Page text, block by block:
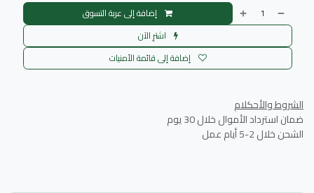
إضافة إلى عربة التسوق
اشترِ الآن
إضافة إلى قائمة الأمنيات
الشروط والأحكلام
ضمان استرداد الأموال خلال 30 يوم
الشحن خلال 2-5 أيام عمل